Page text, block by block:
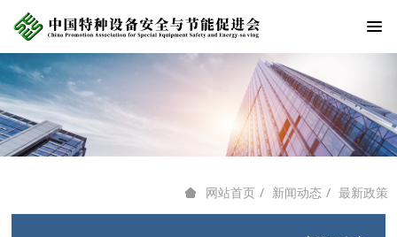
网站首页 新闻动态 最新政策